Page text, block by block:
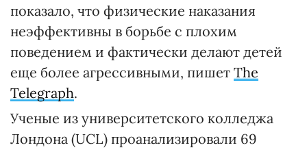
показало, что физические наказания
неэффективны в борьбе с плохим
поведением и фактически делают детей
еще более агрессивными, пишет The
Telegraph.
Ученые из университетского колледжа
Лондона (UCL) проанализировали 69